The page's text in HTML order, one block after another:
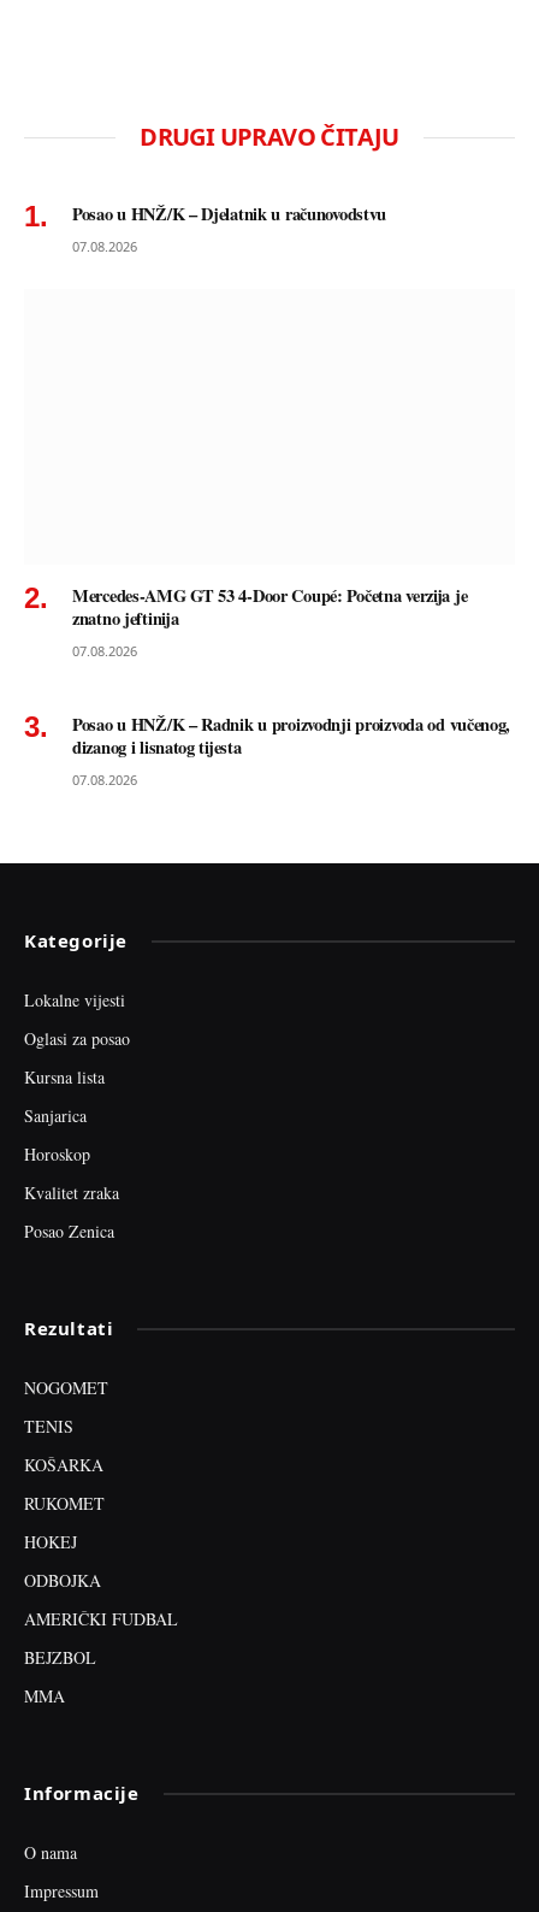
DRUGI UPRAVO ČITAJU
Posao u HNŽ/K – Djelatnik u računovodstvu
07.08.2026
Mercedes-AMG GT 53 4-Door Coupé: Početna verzija je
znatno jeftinija
07.08.2026
Posao u HNŽ/K – Radnik u proizvodnji proizvoda od vučenog,
dizanog i lisnatog tijesta
07.08.2026
Kategorije
Lokalne vijesti
Oglasi za posao
Kursna lista
Sanjarica
Horoskop
Kvalitet zraka
Posao Zenica
Rezultati
NOGOMET
TENIS
KOŠARKA
RUKOMET
HOKEJ
ODBOJKA
AMERIČKI FUDBAL
BEJZBOL
MMA
Informacije
O nama
Impressum